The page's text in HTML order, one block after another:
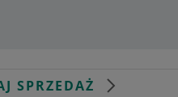
SPRZEDAŻ